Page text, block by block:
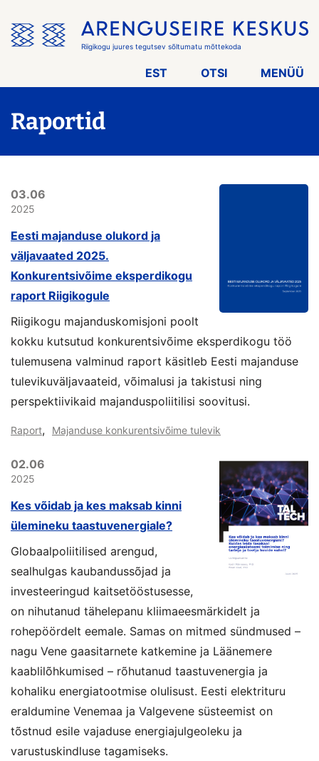
menüü
vahele
Riigikogu juures tegutsev sõltumatu mõttekoda
EST OTSI MENÜÜ
Raportid
03.06
2025
Eesti majanduse olukord ja
väljavaated 2025.
Konkurentsivõime eksperdikogu
raport Riigikogule
Riigikogu majanduskomisjoni poolt
kokku kutsutud konkurentsivõime eksperdikogu töö
tulemusena valminud raport käsitleb Eesti majanduse
tulevikuväljavaateid, võimalusi ja takistusi ning
perspektiivikaid majanduspoliitilisi soovitusi.
Raport, Majanduse konkurentsivõime tulevik
02.06
2025
Kes võidab ja kes maksab kinni
ülemineku taastuvenergiale?
Globaalpoliitilised arengud,
sealhulgas kaubandussõjad ja
investeeringud kaitsetööstusesse,
on nihutanud tähelepanu kliimaeesmärkidelt ja
rohepöördelt eemale. Samas on mitmed sündmused –
nagu Vene gaasitarnete katkemine ja Läänemere
kaablilõhkumised – rõhutanud taastuvenergia ja
kohaliku energiatootmise olulisust. Eesti elektrituru
eraldumine Venemaa ja Valgevene süsteemist on
tõstnud esile vajaduse energiajulgeoleku ja
varustuskindluse tagamiseks.